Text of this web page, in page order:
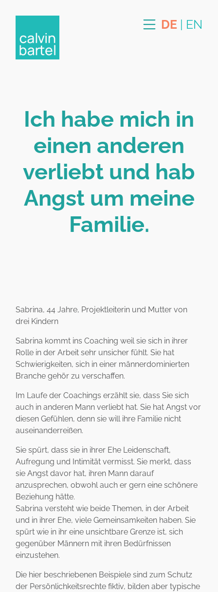
DE | EN
Ich habe mich in
einen anderen
verliebt und hab
Angst um meine
Familie.
Sabrina, 44 Jahre, Projektleiterin und Mutter von
drei Kindern
Sabrina kommt ins Coaching weil sie sich in ihrer
Rolle in der Arbeit sehr unsicher fühlt. Sie hat
Schwierigkeiten, sich in einer männerdominierten
Branche gehör zu verschaffen.
Im Laufe der Coachings erzählt sie, dass Sie sich
auch in anderen Mann verliebt hat. Sie hat Angst vor
diesen Gefühlen, denn sie will ihre Familie nicht
auseinanderreißen.
Sie spürt, dass sie in ihrer Ehe Leidenschaft,
Aufregung und Intimität vermisst. Sie merkt, dass
sie Angst davor hat, ihren Mann darauf
anzusprechen, obwohl auch er gern eine schönere
Beziehung hätte.
Sabrina versteht wie beide Themen, in der Arbeit
und in ihrer Ehe, viele Gemeinsamkeiten haben. Sie
spürt wie in ihr eine unsichtbare Grenze ist, sich
gegenüber Männern mit ihren Bedürfnissen
einzustehen.
Die hier beschriebenen Beispiele sind zum Schutz
der Persönlichkeitsrechte fiktiv, bilden aber typische